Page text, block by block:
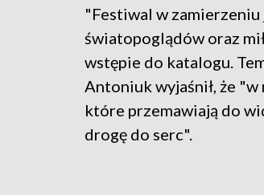
"Festiwal w
światopoglądów oraz
wstępie do katalogu.
Antoniuk wyjaśnił, że
które przemawiają do
drogę do serc".